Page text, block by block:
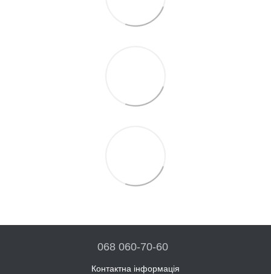
068 060-70-60
Контактна інформація